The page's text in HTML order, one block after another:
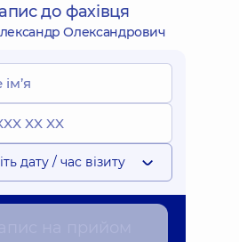
до фахівця
Олександрович
дату / час візиту